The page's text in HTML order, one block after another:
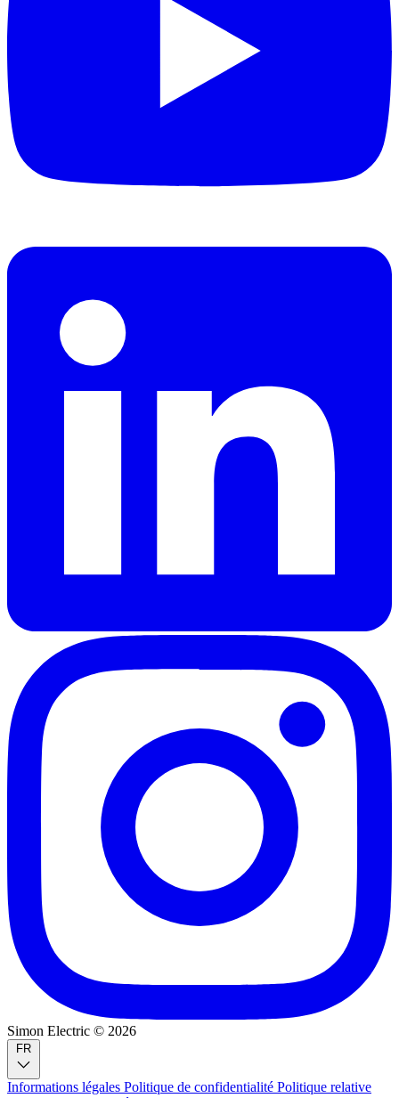
Simon Electric © 2026
Informations légales Politique de confidentialité Politique relative